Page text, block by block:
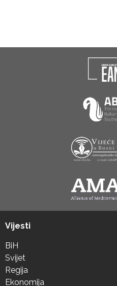
Vijesti
BiH
Svijet
Regija
Ekonomija